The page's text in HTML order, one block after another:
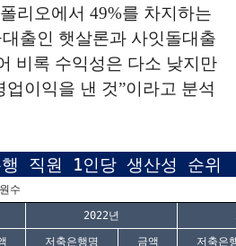
리오에서 49%를 차지하는
출인 햇살론과 사잇돌대출
비록 수익성은 다소 낮지만
이익을 낸 것”이라고 분석
행 직원 1인당 생산성 순위
수
2022년
저축은행명 금액 저축은